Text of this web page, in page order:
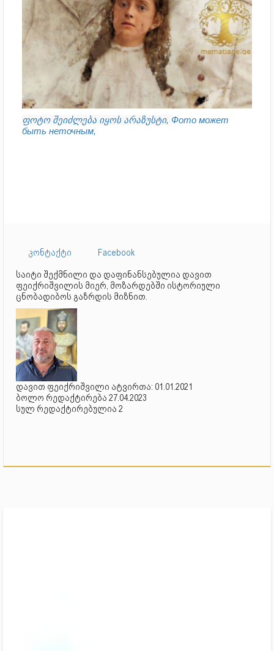
ფოტო შეიძლება იყოს არაზუსტი, Фото может
быть неточным,
კონტაქტი
Facebook
საიტი შექმნილი და დაფინანსებულია დავით
ფეიქრიშვილის მიერ, მოზარდებში ისტორიული
ცნობადიბოს გაზრდის მიზნით.
დავით ფეიქრიშვილი ატვირთა: 01.01.2021
ბოლო რედაქტირება 27.04.2023
სულ რედაქტირებულია 2